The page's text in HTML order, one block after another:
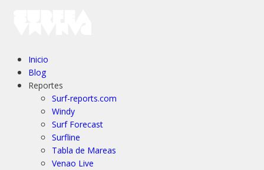
Inicio
Blog
Reportes
Surf-reports.com
Windy
Surf Forecast
Surfline
Tabla de Mareas
Venao Live